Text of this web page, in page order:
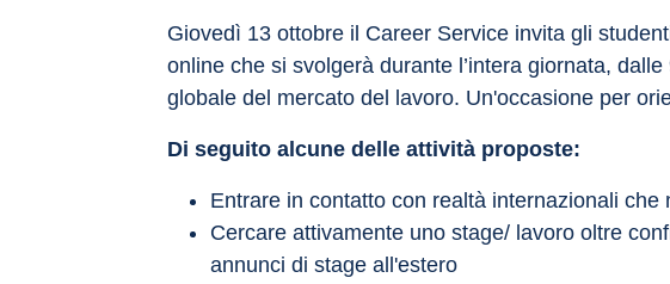
Giovedì 13 ottobre il Career Service invita gli
online che si svolgerà durante l’intera giornata,
globale del mercato del lavoro. Un'occasione per
Di seguito alcune delle attività proposte:
Entrare in contatto con realtà internazionali
Cercare attivamente uno stage/ lavoro oltre
annunci di stage all'estero